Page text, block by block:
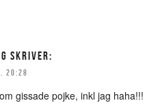
SKRIVER:
20:28
gissade pojke, inkl jag haha!!!